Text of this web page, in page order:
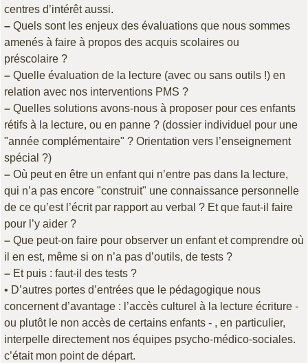
centres d’intérêt aussi.
– Quels sont les enjeux des évaluations que nous sommes
amenés à faire à propos des acquis scolaires ou
préscolaire ?
– Quelle évaluation de la lecture (avec ou sans outils !) en
relation avec nos interventions PMS ?
– Quelles solutions avons-nous à proposer pour ces enfants
rétifs à la lecture, ou en panne ? (dossier individuel pour une
"année complémentaire" ? Orientation vers l’enseignement
spécial ?)
– Où peut en être un enfant qui n’entre pas dans la lecture,
qui n’a pas encore "construit" une connaissance personnelle
de ce qu’est l’écrit par rapport au verbal ? Et que faut-il faire
pour l’y aider ?
– Que peut-on faire pour observer un enfant et comprendre où
il en est, même si on n’a pas d’outils, de tests ?
– Et puis : faut-il des tests ?
• D’autres portes d’entrées que le pédagogique nous
concernent d’avantage : l’accès culturel à la lecture écriture -
ou plutôt le non accès de certains enfants - , en particulier,
interpelle directement nos équipes psycho-médico-sociales.
c’était mon point de départ.